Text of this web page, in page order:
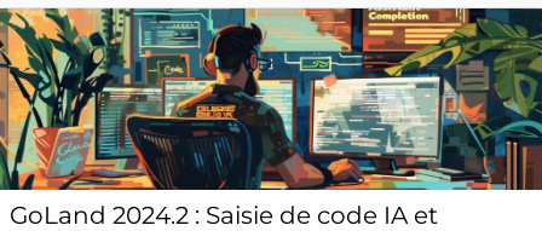
GoLand 2024.2 : Saisie de code IA et